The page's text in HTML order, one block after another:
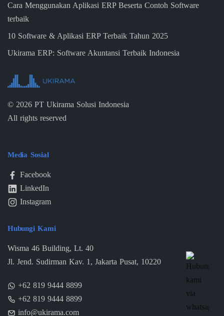
Cara Menggunakan Aplikasi ERP Beserta Contoh Software
terbaik
10 Software & Aplikasi ERP Terbaik Tahun 2025
Ukirama ERP: Software Akuntansi Terbaik Indonesia
© 2026 PT Ukirama Solusi Indonesia
All rights reserved
Media Sosial
Facebook
LinkedIn
Instagram
Hubungi Kami
Wisma 46 Building, Lt. 40
Jl. Jend. Sudirman Kav. 1, Jakarta Pusat, 10220
+62 819 9444 8899
+62 819 9444 8899
info@ukirama.com